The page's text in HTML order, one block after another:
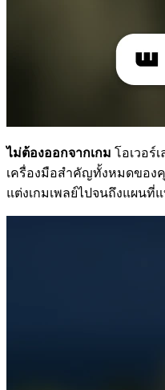
ไม่ต้องออกจากเกม โอเวอร์
เครื่องมือสำคัญทั้งหมดของ
แต่งเกมเพลย์ไปจนถึงแผนที่